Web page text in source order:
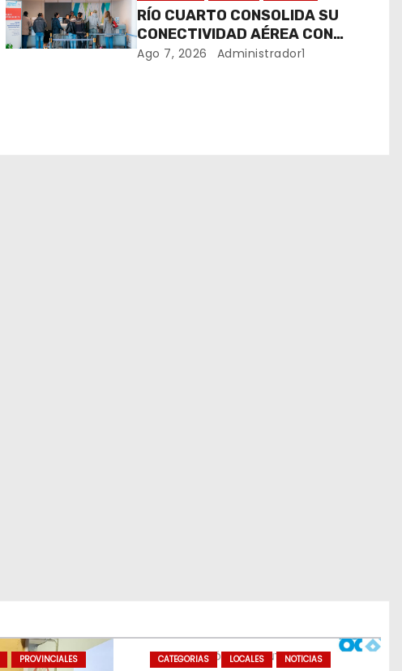
RÍO CUARTO CONSOLIDA SU
CONECTIVIDAD AÉREA CON
CUATRO VUELOS SEMANALES A
Ago 7, 2026 Administrador1
PROVINCIALES CATEGORIAS LOCALES NOTICIAS